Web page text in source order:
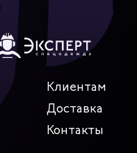
Клиентам
Доставка
Контакты